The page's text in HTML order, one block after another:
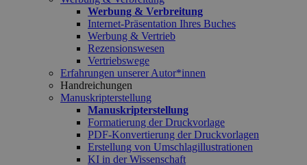
Werbung & Verbreitung
Internet-Präsentation Ihres Buches
Werbung & Vertrieb
Rezensionswesen
Vertriebswege
Erfahrungen unserer Autor*innen
Handreichungen
Manuskripterstellung
Manuskripterstellung
Formatierung der Druckvorlage
PDF-Konvertierung der Druckvorlagen
Erstellung von Umschlagillustrationen
KI in der Wissenschaft